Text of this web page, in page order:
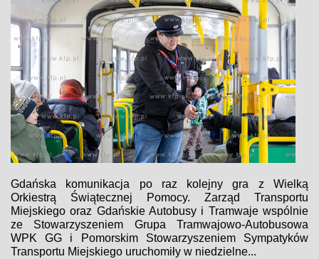
Gdańska komunikacja po raz kolejny gra z Wielką
Orkiestrą Świątecznej Pomocy. Zarząd Transportu
Miejskiego oraz Gdańskie Autobusy i Tramwaje wspólnie
ze Stowarzyszeniem Grupa Tramwajowo‑Autobusowa
WPK GG i Pomorskim Stowarzyszeniem Sympatyków
Transportu Miejskiego uruchomiły w niedzielne...